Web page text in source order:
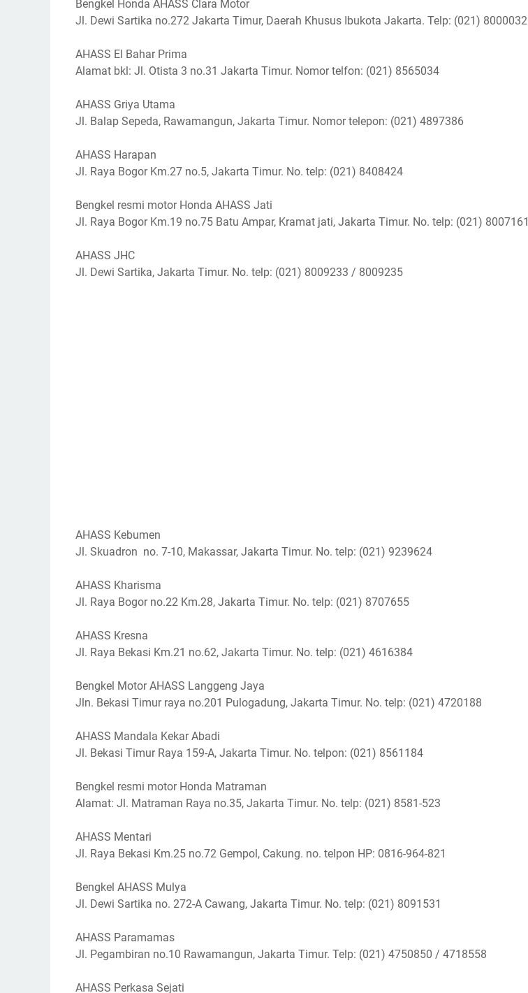
Bengkel Honda AHASS Clara Motor
Jl. Dewi Sartika no.272 Jakarta Timur, Daerah Khusus Ibukota Jakarta. Telp: (021) 8000032
AHASS El Bahar Prima
Alamat bkl: Jl. Otista 3 no.31 Jakarta Timur. Nomor telfon: (021) 8565034
AHASS Griya Utama
Jl. Balap Sepeda, Rawamangun, Jakarta Timur. Nomor telepon: (021) 4897386
AHASS Harapan
Jl. Raya Bogor Km.27 no.5, Jakarta Timur. No. telp: (021) 8408424
Bengkel resmi motor Honda AHASS Jati
Jl. Raya Bogor Km.19 no.75 Batu Ampar, Kramat jati, Jakarta Timur. No. telp: (021) 8007161
AHASS JHC
Jl. Dewi Sartika, Jakarta Timur. No. telp: (021) 8009233 / 8009235
AHASS Kebumen
Jl. Skuadron no. 7-10, Makassar, Jakarta Timur. No. telp: (021) 9239624
AHASS Kharisma
Jl. Raya Bogor no.22 Km.28, Jakarta Timur. No. telp: (021) 8707655
AHASS Kresna
Jl. Raya Bekasi Km.21 no.62, Jakarta Timur. No. telp: (021) 4616384
Bengkel Motor AHASS Langgeng Jaya
Jln. Bekasi Timur raya no.201 Pulogadung, Jakarta Timur. No. telp: (021) 4720188
AHASS Mandala Kekar Abadi
Jl. Bekasi Timur Raya 159-A, Jakarta Timur. No. telpon: (021) 8561184
Bengkel resmi motor Honda Matraman
Alamat: Jl. Matraman Raya no.35, Jakarta Timur. No. telp: (021) 8581-523
AHASS Mentari
Jl. Raya Bekasi Km.25 no.72 Gempol, Cakung. no. telpon HP: 0816-964-821
Bengkel AHASS Mulya
Jl. Dewi Sartika no. 272-A Cawang, Jakarta Timur. No. telp: (021) 8091531
AHASS Paramamas
Jl. Pegambiran no.10 Rawamangun, Jakarta Timur. Telp: (021) 4750850 / 4718558
AHASS Perkasa Sejati